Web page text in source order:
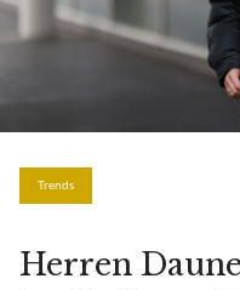
Trends
Herren